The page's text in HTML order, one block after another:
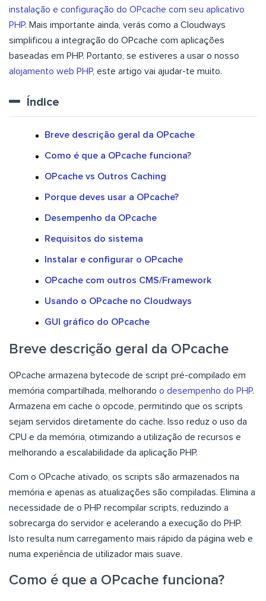
instalação e configuração do OPcache com seu aplicativo
PHP. Mais importante ainda, verás como a Cloudways
simplificou a integração do OPcache com aplicações
baseadas em PHP. Portanto, se estiveres a usar o nosso
alojamento web PHP, este artigo vai ajudar-te muito.
Índice
Breve descrição geral da OPcache
Como é que a OPcache funciona?
OPcache vs Outros Caching
Porque deves usar a OPcache?
Desempenho da OPcache
Requisitos do sistema
Instalar e configurar o OPcache
OPcache com outros CMS/Framework
Usando o OPcache no Cloudways
GUI gráfico do OPcache
Breve descrição geral da OPcache
OPcache armazena bytecode de script pré-compilado em
memória compartilhada, melhorando o desempenho do PHP.
Armazena em cache o opcode, permitindo que os scripts
sejam servidos diretamente do cache. Isso reduz o uso da
CPU e da memória, otimizando a utilização de recursos e
melhorando a escalabilidade da aplicação PHP.
Com o OPcache ativado, os scripts são armazenados na
memória e apenas as atualizações são compiladas. Elimina a
necessidade de o PHP recompilar scripts, reduzindo a
sobrecarga do servidor e acelerando a execução do PHP.
Isto resulta num carregamento mais rápido da página web e
numa experiência de utilizador mais suave.
Como é que a OPcache funciona?